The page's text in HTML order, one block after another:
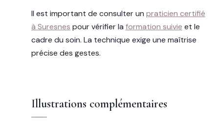
Il est important de consulter un praticien certifié
à Suresnes pour vérifier la formation suivie et le
cadre du soin. La technique exige une maîtrise
précise des gestes.
Illustrations complémentaires